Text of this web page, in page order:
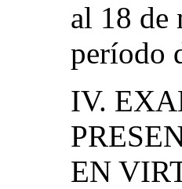
al 18 de
período
IV.
EN